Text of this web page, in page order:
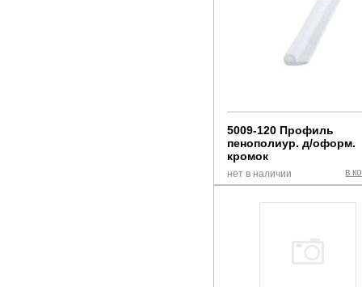
5009-120 Профиль
пенополиур. д/оформ.
кромок
в
нет в наличии